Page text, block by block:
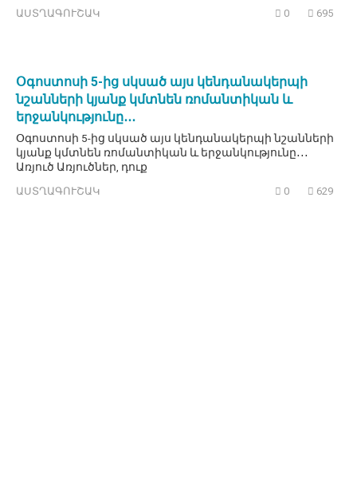
ԱՍՏՂԱԳՈՒՇԱԿ 0 695
Օգոստոսի 5-ից սկսած այս կենդանակերպի
նշանների կյանք կմտնեն ռոմանտիկան և
երջանկությունը․․․
Օգոստոսի 5-ից սկսած այս կենդանակերպի նշանների
կյանք կմտնեն ռոմանտիկան և երջանկությունը․․․
Առյուծ Առյուծներ, դուք
ԱՍՏՂԱԳՈՒՇԱԿ 0 629